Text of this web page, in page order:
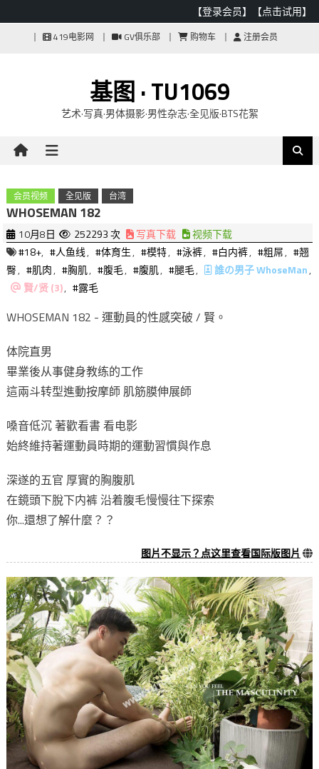
【登录会员】 【点击试用】
419电影网 GV俱乐部 购物车 注册会员
基图 · TU1069
艺术·写真·男体摄影·男性杂志·全见版·BTS花絮
会员视频 全见版 台湾
WHOSEMAN 182
10月8日 252293 次 写真下载
视频下载
#18+, #人鱼线, #体育生, #模特, #泳裤, #白内裤, #粗屌, #翘
臀, #肌肉, #胸肌, #腹毛, #腹肌, #腿毛, 誰の男子 WhoseMan,
賢/贤 (3), #露毛
WHOSEMAN 182 - 運動員的性感突破 / 賢。
体院直男
畢業後从事健身教练的工作
這兩斗转型進動按摩師 肌筋膜伸展師
嗓音低沉 著歡看書 看电影
始終維持著運動員時期的運動習慣與作息
深遂的五官 厚實的胸腹肌
在鏡頭下脫下内裤 沿着腹毛慢慢往下探索
你...還想了解什麼？？
图片不显示？点这里查看国际版图片